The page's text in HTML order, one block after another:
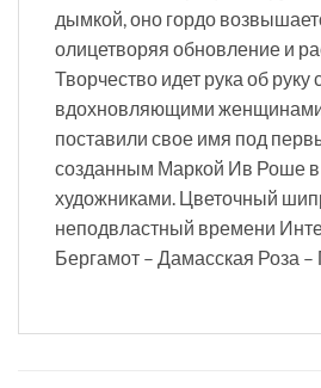
дымкой, оно гордо
олицетворяя обновление и
Творчество идет рука об руку
вдохновляющими
поставили свое имя под
созданным Маркой Ив Роше в
художниками. Цветочный
неподвластный времени
Бергамот – Дамасская Роза –